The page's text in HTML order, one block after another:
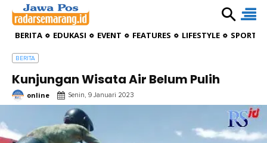
BERITA EDUKASI EVENT FEATURES LIFESTYLE
BERITA
Kunjungan Wisata Air Belum Pulih
online Senin, 9 Januari 2023